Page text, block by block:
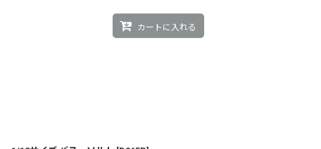
カートに入れる